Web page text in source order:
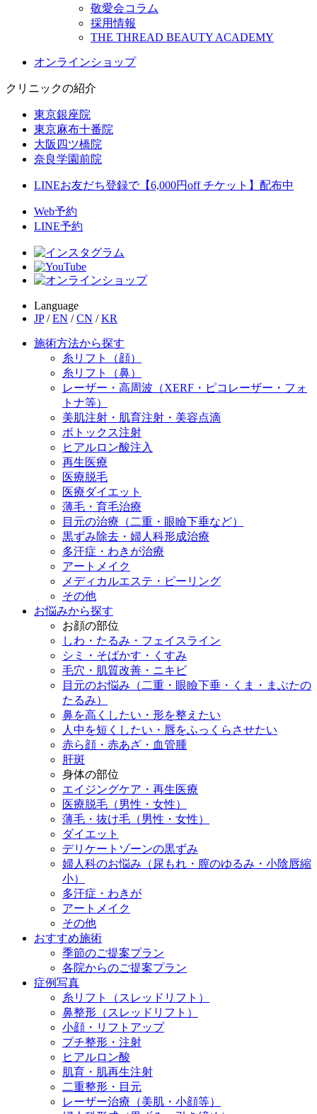
敬愛会コラム
採用情報
THE THREAD BEAUTY ACADEMY
オンラインショップ
クリニックの紹介
東京銀座院
東京麻布十番院
大阪四ツ橋院
奈良学園前院
LINEお友だち登録で【6,000円off チケット】配布中
Web予約
LINE予約
Language
JP / EN / CN / KR
施術方法から探す
糸リフト（顔）
糸リフト（鼻）
レーザー・高周波（XERF・ピコレーザー・フォ
トナ等）
美肌注射・肌育注射・美容点滴
ボトックス注射
ヒアルロン酸注入
再生医療
医療脱毛
医療ダイエット
薄毛・育毛治療
目元の治療（二重・眼瞼下垂など）
黒ずみ除去・婦人科形成治療
多汗症・わきが治療
アートメイク
メディカルエステ・ピーリング
その他
お悩みから探す
お顔の部位
しわ・たるみ・フェイスライン
シミ・そばかす・くすみ
毛穴・肌質改善・ニキビ
目元のお悩み（二重・眼瞼下垂・くま・まぶたの
たるみ）
鼻を高くしたい・形を整えたい
人中を短くしたい・唇をふっくらさせたい
赤ら顔・赤あざ・血管腫
肝斑
身体の部位
エイジングケア・再生医療
医療脱毛（男性・女性）
薄毛・抜け毛（男性・女性）
ダイエット
デリケートゾーンの黒ずみ
婦人科のお悩み（尿もれ・膣のゆるみ・小陰唇縮
小）
多汗症・わきが
アートメイク
その他
おすすめ施術
季節のご提案プラン
各院からのご提案プラン
症例写真
糸リフト（スレッドリフト）
鼻整形（スレッドリフト）
小顔・リフトアップ
プチ整形・注射
ヒアルロン酸
肌育・肌再生注射
二重整形・目元
レーザー治療（美肌・小顔等）